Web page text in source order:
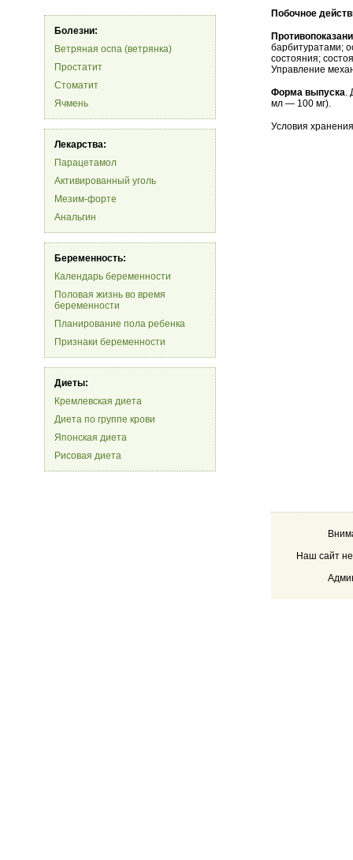
Болезни:
Ветряная оспа (ветрянка)
Простатит
Стоматит
Ячмень
Лекарства:
Парацетамол
Активированный уголь
Мезим-форте
Анальгин
Беременность:
Календарь беременности
Половая жизнь во время
беременности
Планирование пола ребенка
Признаки беременности
Диеты:
Кремлевская диета
Диета по группе крови
Японская диета
Рисовая диета
Побочное
барбитуратами;
состояния;
Управление
Форма выпуска.
мл — 100 мг).
Условия
Наш сайт